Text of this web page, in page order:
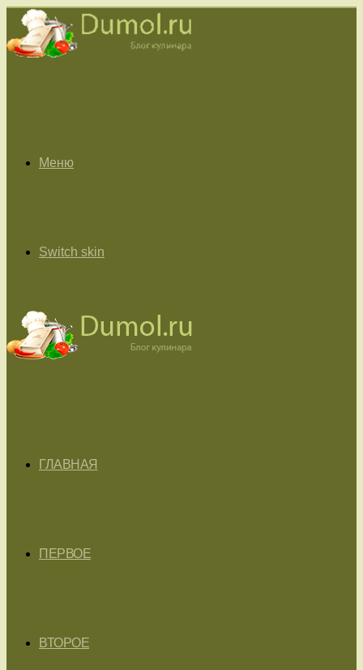
Меню
Switch skin
ГЛАВНАЯ
ПЕРВОЕ
ВТОРОЕ